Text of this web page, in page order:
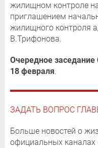
жилищном контроле
приглашением
жилищного контроля
В.Трифонова.
Очередное заседание
18 февраля.
ЗАДАТЬ ВОПРОС
Больше новостей о
официальных